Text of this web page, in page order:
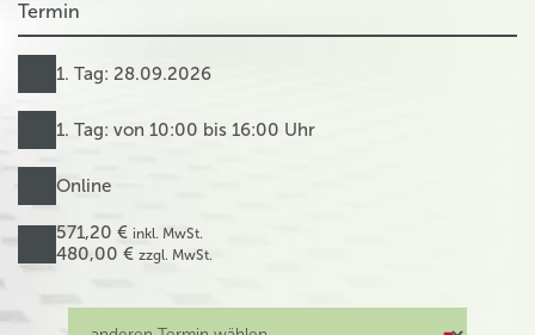
Termin
1. Tag: 28.09.2026
1. Tag: von 10:00 bis 16:00 Uhr
Online
571,20 € inkl. MwSt.
480,00 € zzgl. MwSt.